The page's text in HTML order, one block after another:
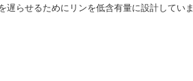
遅らせるためにリンを低含有量に設計していま